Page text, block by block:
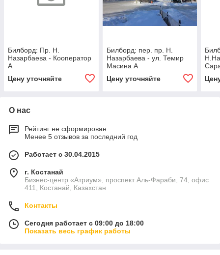
Билборд: Пр. Н.
Назарбаева - Кооператор
А
Цену уточняйте
Билборд: пер. пр. Н.
Назарбаева - ул. Темир
Масина А
Цену уточняйте
О нас
Рейтинг не сформирован
Менее 5 отзывов за последний год
Работает с 30.04.2015
г. Костанай
Бизнес-центр «Атриум», проспект Аль-Фараби, 74, офис
411, Костанай, Казахстан
Контакты
Сегодня работает с 09:00 до 18:00
Показать весь график работы